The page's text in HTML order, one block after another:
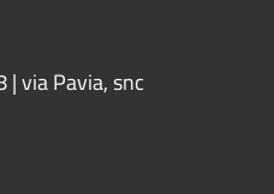
via Pavia, snc